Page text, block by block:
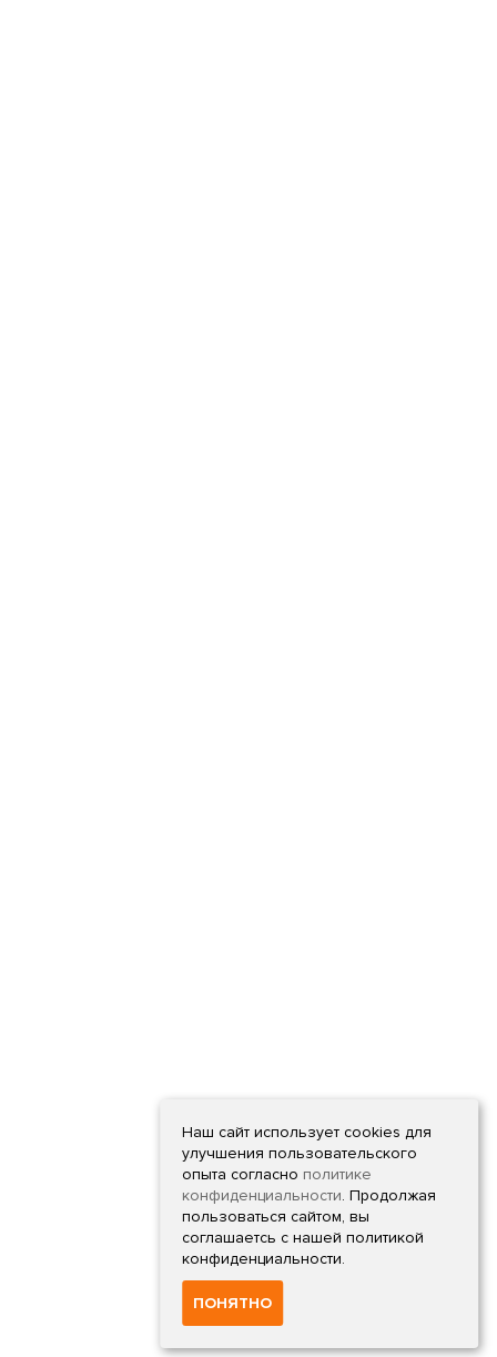
Наш сайт использует cookies для
улучшения пользовательского
опыта согласно политике
конфиденциальности. Продолжая
пользоваться сайтом, вы
соглашаетсь с нашей политикой
конфиденциальности.
ПОНЯТНО